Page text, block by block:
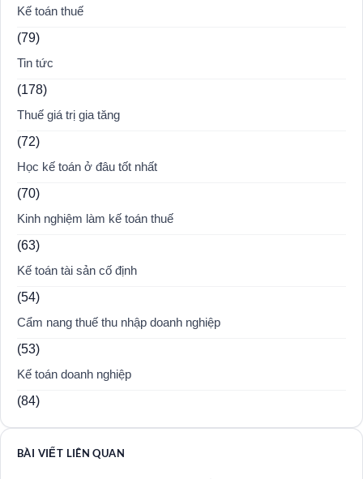
Kế toán thuế
(79)
Tin tức
(178)
Thuế giá trị gia tăng
(72)
Học kế toán ở đâu tốt nhất
(70)
Kinh nghiệm làm kế toán thuế
(63)
Kế toán tài sản cố định
(54)
Cẩm nang thuế thu nhập doanh nghiệp
(53)
Kế toán doanh nghiệp
(84)
BÀI VIẾT LIÊN QUAN